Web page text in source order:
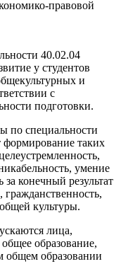
40.02.04
у студентов
и
с
подготовки.
по специальности
таких
умение
за конечный результат
гражданственность,
культуры.
лица,
образование,
общем образовании